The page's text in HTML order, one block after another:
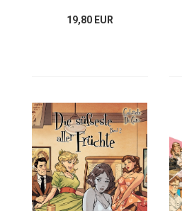
19,80 EUR